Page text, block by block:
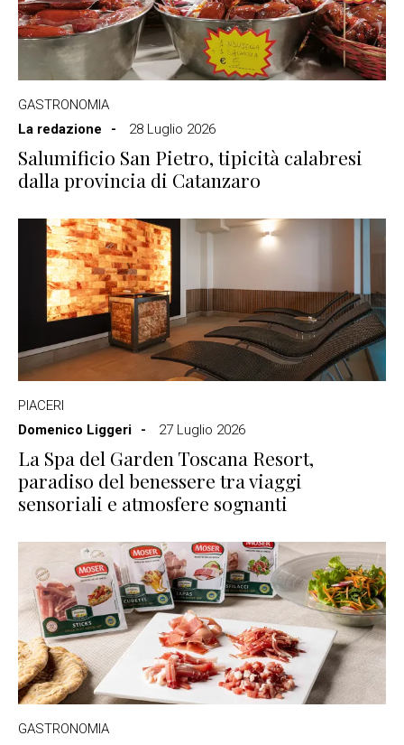
GASTRONOMIA
La redazione
28 Luglio 2026
Salumificio San Pietro, tipicità calabresi
dalla provincia di Catanzaro
PIACERI
Domenico Liggeri
27 Luglio 2026
La Spa del Garden Toscana Resort,
paradiso del benessere tra viaggi
sensoriali e atmosfere sognanti
GASTRONOMIA